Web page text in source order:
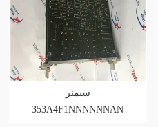
سيمنز
353A4F1NNNNNNAN